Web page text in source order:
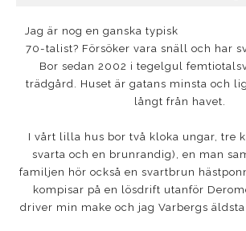
Jag är nog en ganska typisk
70-talist? Försöker vara snäll och har
Bor sedan 2002 i tegelgul
trädgård. Huset är gatans minsta och
långt från havet.
I vårt lilla hus bor två kloka ungar, tre
svarta och en brunrandig), en man
familjen hör också en svartbrun
kompisar på en lösdrift utanför
driver min make och jag Varbergs